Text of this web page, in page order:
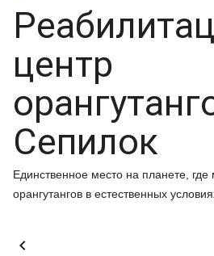
центр
Сепилок
Единственное место на планете, где
орангутангов в естественных
